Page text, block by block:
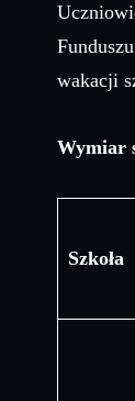
wakacji
Wymiar
Szkoła